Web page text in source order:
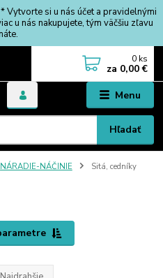
Vytvorte si u nás účet a pravidelnými
u nás nakupujete, tým väčšiu zľavu
Menu
Hľadať
0 ks
za 0,00 €
NÁRADIE-NÁČINIE Sitá, cedníky